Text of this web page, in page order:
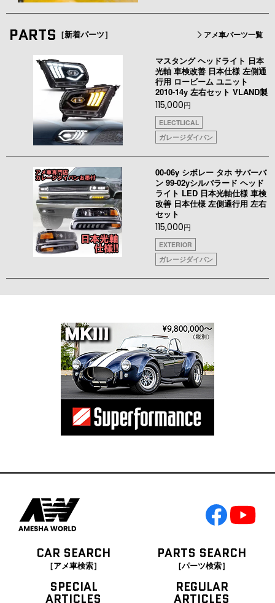
PARTS ［新着パーツ］ アメ車パーツ一覧
マスタング ヘッドライト 日本
光軸 車検改善 日本仕様 左側通
行用 ロービーム ユニット
2010-14y 左右セット VLAND製
115,000円
ELECTLICAL
ガレージダイバン
00-06y シボレー タホ サバーバ
ン 99-02yシルバラード ヘッド
ライト LED 日本光軸仕様 車検
改善 日本仕様 左側通行用 左右
セット
115,000円
EXTERIOR
ガレージダイバン
CAR SEARCH
［アメ車検索］
PARTS SEARCH
［パーツ検索］
SPECIAL
ARTICLES
REGULAR
ARTICLES